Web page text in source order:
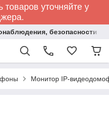
товаров уточняйте у
безопасности и
Монитор IP-